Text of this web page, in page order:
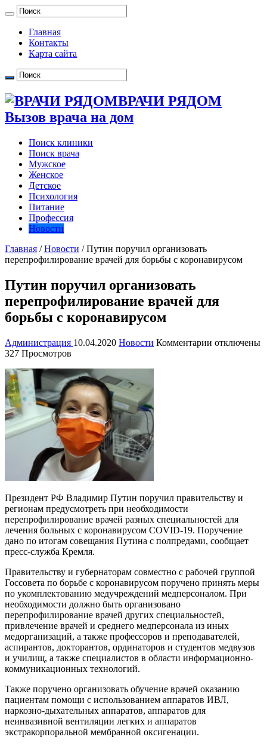
Главная
Контакты
Карта сайта
ВРАЧИ РЯДОМ
Вызов врача на дом
Поиск клиники
Поиск врача
Мужское
Женское
Детское
Психология
Питание
Профессия
Новости
Главная / Новости / Путин поручил организовать
перепрофилирование врачей для борьбы с коронавирусом
Путин поручил организовать
перепрофилирование врачей для
борьбы с коронавирусом
Администрация 10.04.2020 Новости Комментарии котключены
327 Просмотров
Президент РФ Владимир Путин поручил правительству и
регионам предусмотреть при необходимости
перепрофилирование врачей разных специальностей для
лечения больных с коронавирусом COVID-19. Поручение
дано по итогам совещания Путина с полпредами, сообщает
пресс-служба Кремля.
Правительству и губернаторам совместно с рабочей группой
Госсовета по борьбе с коронавирусом поручено принять меры
по укомплектованию медучреждений медперсоналом. При
необходимости должно быть организовано
перепрофилирование врачей других специальностей,
привлечение врачей и среднего медперсонала из иных
медорганизаций, а также профессоров и преподавателей,
аспирантов, докторантов, ординаторов и студентов медвузов
и училищ, а также специалистов в области информационно­-
коммуникационных технологий.
Также поручено организовать обучение врачей оказанию
пациентам помощи с использованием аппаратов ИВЛ,
наркозно-дыхательных аппаратов, аппаратов для
неинвазивной вентиляции легких и аппаратов
экстракорпоральной мембранной оксигенации.